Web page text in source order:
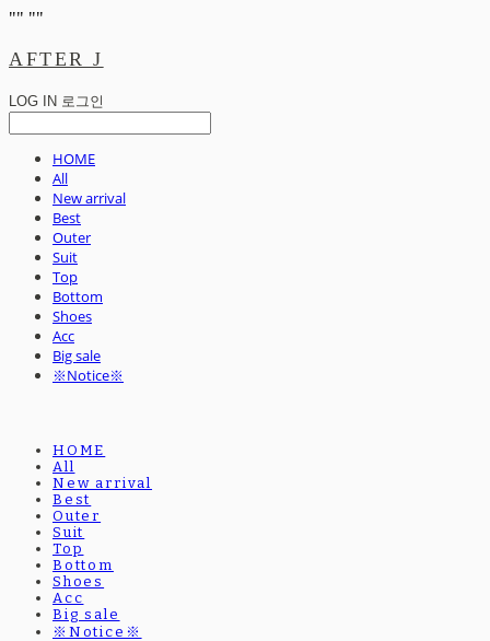
"" ""
AFTER J
LOG IN 로그인
HOME
All
New arrival
Best
Outer
Suit
Top
Bottom
Shoes
Acc
Big sale
※Notice※
HOME
All
New arrival
Best
Outer
Suit
Top
Bottom
Shoes
Acc
Big sale
※Notice※